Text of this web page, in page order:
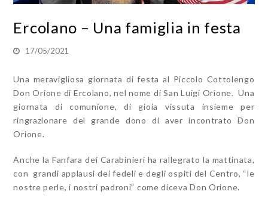
Ercolano – Una famiglia in festa
17/05/2021
Una meravigliosa giornata di festa al Piccolo Cottolengo
Don Orione di Ercolano, nel nome di San Luigi Orione. Una
giornata di comunione, di gioia vissuta insieme per
ringrazionare del grande dono di aver incontrato Don
Orione.
Anche la Fanfara dei Carabinieri ha rallegrato la mattinata,
con grandi applausi dei fedeli e degli ospiti del Centro, “le
nostre perle, i nostri padroni” come diceva Don Orione.